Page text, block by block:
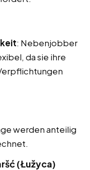
: Nebenjobber
da sie ihre
werden anteilig
(Łužyca)